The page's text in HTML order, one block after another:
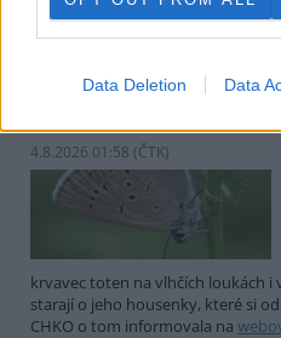
Data Deletion Data
plantáž na jiný účel. Informovala
Ochránci přírody našli v
4.8.2026 01:58 (ČTK)
krvavec toten na vlhčích loukách i
starají o jeho housenky, které si
CHKO o tom informovala na